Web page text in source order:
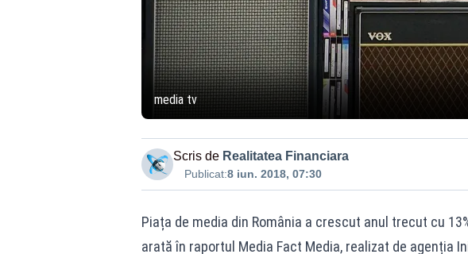
media tv
Scris de Realitatea Financiara
Publicat:8 iun. 2018, 07:30
Piața de media din România a crescut anul trecut cu
arată în raportul Media Fact Media, realizat de agenția